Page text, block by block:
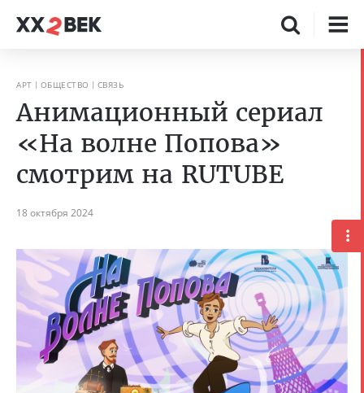
АРТ ОБЩЕСТВО СВЯЗЬ
Анимационный сериал
«На волне Попова»
смотрим на RUTUBE
18 октября 2024